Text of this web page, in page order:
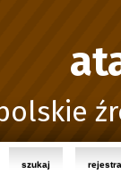
szukaj